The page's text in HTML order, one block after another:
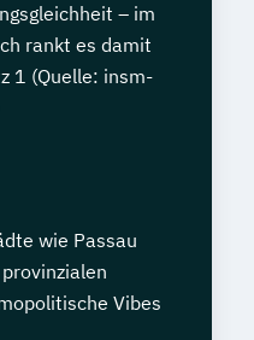
– im
rankt es damit
1 (Quelle: insm-
wie Passau
Vibes